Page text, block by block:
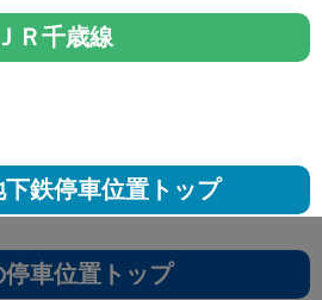
ＪＲ千歳線
鉄停車位置トップ
停車位置トップ